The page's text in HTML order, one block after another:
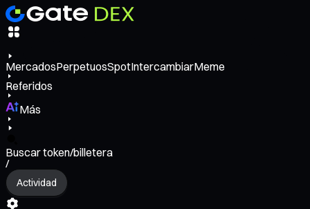
MercadosPerpetuosSpotIntercambiarMeme
Referidos
Más
Buscar token/billetera
/
Actividad